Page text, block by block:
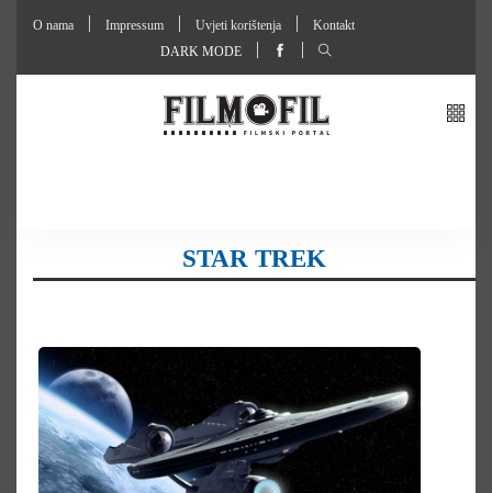
O nama Impressum Uvjeti korištenja
Kontakt
DARK MODE
STAR TREK